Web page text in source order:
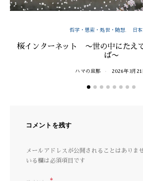
哲学・思索・処世・随想 日
桜インターネット 〜世の中にたえ
ば〜
ハマの旦那 2026年3月21
コメントを残す
メールアドレスが公開されることはありま
いる欄は必須項目です